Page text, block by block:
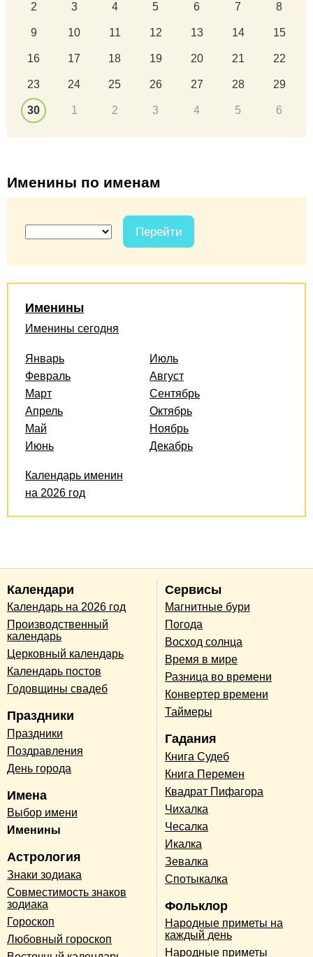
2 3 4 5 6 7 8
9 10 11 12 13 14 15
16 17 18 19 20 21 22
23 24 25 26 27 28 29
30 1 2 3 4 5 6
Именины по именам
Перейти
Именины
Именины сегодня
Январь
Февраль
Март
Апрель
Май
Июнь
Июль
Август
Сентябрь
Октябрь
Ноябрь
Декабрь
Календарь именин
на 2026 год
Календари
Календарь на 2026 год
Производственный
календарь
Церковный календарь
Календарь постов
Годовщины свадеб
Праздники
Праздники
Поздравления
День города
Имена
Выбор имени
Именины
Астрология
Знаки зодиака
Совместимость знаков
зодиака
Гороскоп
Любовный гороскоп
Сервисы
Магнитные бури
Погода
Восход солнца
Время в мире
Разница во времени
Конвертер времени
Таймеры
Гадания
Книга Судеб
Книга Перемен
Квадрат Пифагора
Чихалка
Чесалка
Икалка
Зевалка
Спотыкалка
Фольклор
Народные приметы на
каждый день
Народные приметы